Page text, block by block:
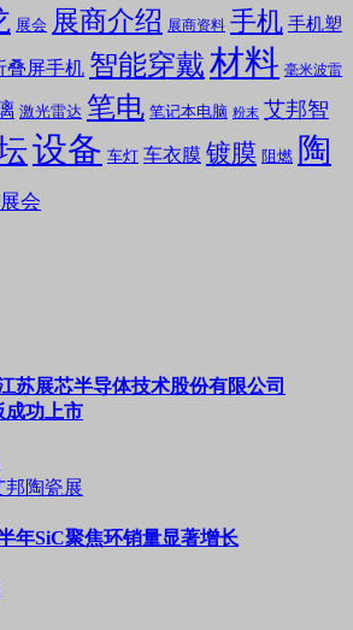
展会 展商介绍 展商资料 手机 手机塑
叠屏手机 智能穿戴材料 毫米波雷
激光雷达 笔电 笔记本电脑 粉末 艾邦智
设备 车灯 车衣膜 镀膜 阻燃 陶
会
苏展芯半导体技术股份有限公司
成功上市
邦陶瓷展
年SiC聚焦环销量显著增长